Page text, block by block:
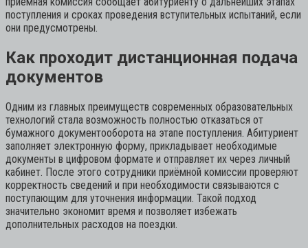
поступления и сроках проведения вступительных испытаний, если
они предусмотрены.
Как проходит дистанционная подача
документов
Одним из главных преимуществ современных образовательных
технологий стала возможность полностью отказаться от
бумажного документооборота на этапе поступления. Абитуриент
заполняет электронную форму, прикладывает необходимые
документы в цифровом формате и отправляет их через личный
кабинет. После этого сотрудники приёмной комиссии проверяют
корректность сведений и при необходимости связываются с
поступающим для уточнения информации. Такой подход
значительно экономит время и позволяет избежать
дополнительных расходов на поездки.